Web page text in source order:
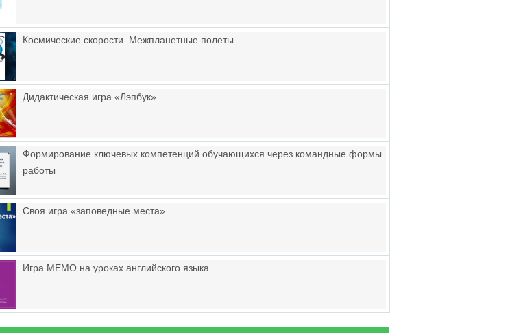
Космические скорости. Межпланетные полеты
Дидактическая игра «Лэпбук»
Формирование ключевых компетенций обучающихся через командные формы
работы
Своя игра «заповедные места»
Игра MEMO на уроках английского языка